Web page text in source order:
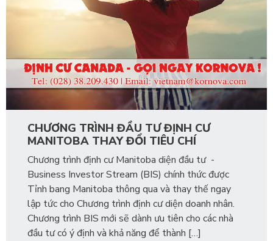
CHƯƠNG TRÌNH ĐẦU TƯ ĐỊNH CƯ
MANITOBA THAY ĐỔI TIÊU CHÍ
Chương trình định cư Manitoba diện đầu tư -
Business Investor Stream (BIS) chính thức được
Tỉnh bang Manitoba thông qua và thay thế ngay
lập tức cho Chương trình định cư diện doanh nhân.
Chương trình BIS mới sẽ dành ưu tiên cho các nhà
đầu tư có ý định và khả năng để thành […]